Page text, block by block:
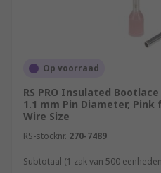
Op voorraad
RS PRO Insulated
1.1 mm Pin Diameter, Pink
Wire Size
RS-stocknr. 270-7489
Subtotaal (1 zak van 500